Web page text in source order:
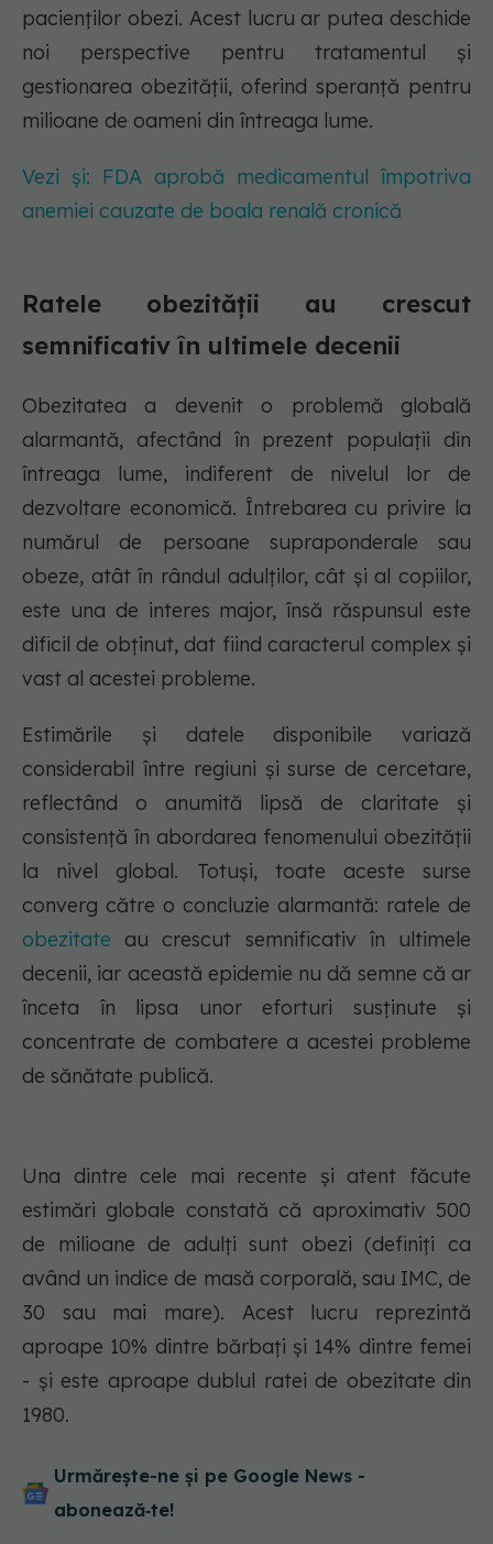
pacienților obezi. Acest lucru ar putea deschide
noi perspective pentru tratamentul și
gestionarea obezității, oferind speranță pentru
milioane de oameni din întreaga lume.
Vezi și: FDA aprobă medicamentul împotriva
anemiei cauzate de boala renală cronică
Ratele obezității au crescut
semnificativ în ultimele decenii
Obezitatea a devenit o problemă globală
alarmantă, afectând în prezent populații din
întreaga lume, indiferent de nivelul lor de
dezvoltare economică. Întrebarea cu privire la
numărul de persoane supraponderale sau
obeze, atât în rândul adulților, cât și al copiilor,
este una de interes major, însă răspunsul este
dificil de obținut, dat fiind caracterul complex și
vast al acestei probleme.
Estimările și datele disponibile variază
considerabil între regiuni și surse de cercetare,
reflectând o anumită lipsă de claritate și
consistență în abordarea fenomenului obezității
la nivel global. Totuși, toate aceste surse
converg către o concluzie alarmantă: ratele de
obezitate au crescut semnificativ în ultimele
decenii, iar această epidemie nu dă semne că ar
înceta în lipsa unor eforturi susținute și
concentrate de combatere a acestei probleme
de sănătate publică.
Una dintre cele mai recente și atent făcute
estimări globale constată că aproximativ 500
de milioane de adulți sunt obezi (definiți ca
având un indice de masă corporală, sau IMC, de
30 sau mai mare). Acest lucru reprezintă
aproape 10% dintre bărbați și 14% dintre femei
- și este aproape dublul ratei de obezitate din
1980.
Urmărește-ne și pe Google News -
abonează‑te!